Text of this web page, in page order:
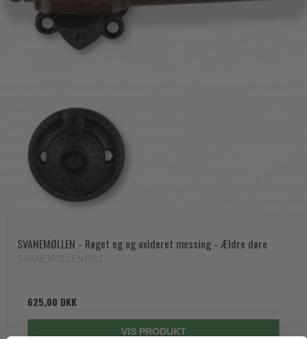
SVANEMØLLEN - Røget eg og oxideret messing - Ældre døre
625,00 DKK
VIS PRODUKT